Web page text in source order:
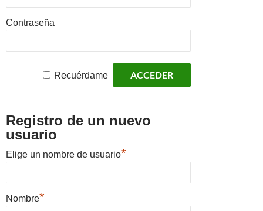
Contraseña
Recuérdame
Registro de un nuevo
usuario
Elige un nombre de usuario*
Nombre*